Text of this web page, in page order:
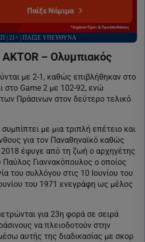
Παίξε Νόμιμα
*Ισχύουν Όροι & Προϋποθέσεις
| 21+ | ΠΑΙΞΕ ΥΠΕΥΘΥΝΑ
AKTOR – Ολυμπιακός
με 2-1, καθώς επιβλήθηκαν στο
στο Game 2 με 102-92, ενώ
Πράσινων στον δεύτερο τελικό
με μια τριπλή επέτειο και
για τον Παναθηναϊκό καθώς
2018 έφυγε από τη ζωή ο αρχηγέτης
Παύλος Γιαννακόπουλος ο οποίος
του συλλόγου στις 10 Ιουνίου του
του 1971 ενεγράφη ως μέλος
για 23η φορά σε σειρά
να πλειοδοτούν στην
αυτής της διαδικασίας με σκορ